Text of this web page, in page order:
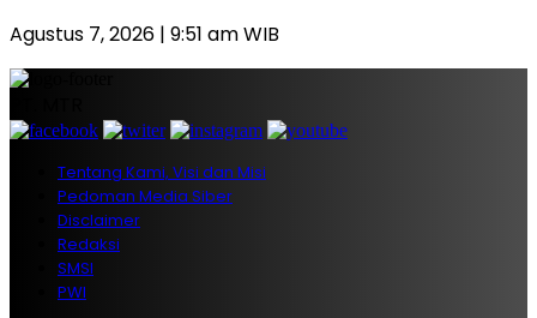
Agustus 7, 2026 | 9:51 am WIB
Tentang Kami, Visi dan Misi
Pedoman Media Siber
Disclaimer
Redaksi
SMSI
PWI